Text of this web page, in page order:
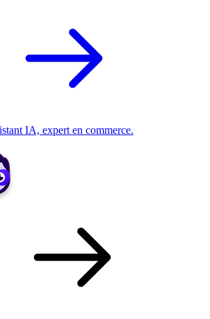
IA, expert en commerce.